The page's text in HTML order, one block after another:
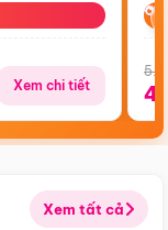
Xem chi tiết
Xem tất cả
Điểm nổi bật